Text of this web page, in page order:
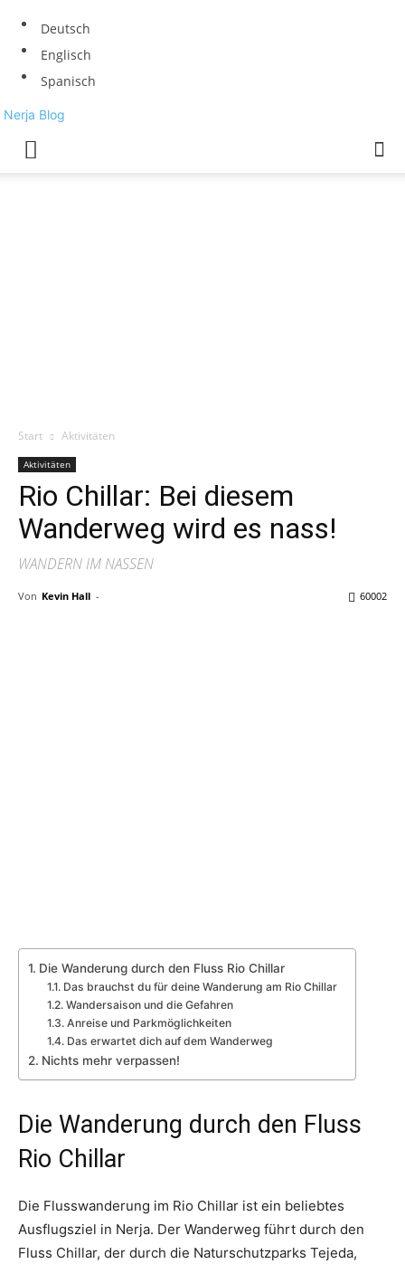
Deutsch
Englisch
Spanisch
Nerja Blog
Start Aktivitäten
Aktivitäten
Rio Chillar: Bei diesem
Wanderweg wird es nass!
WANDERN IM NASSEN
Von Kevin Hall - 60002
Die Wanderung durch den Fluss Rio Chillar
Das brauchst du für deine Wanderung am Rio Chillar
Wandersaison und die Gefahren
Anreise und Parkmöglichkeiten
Das erwartet dich auf dem Wanderweg
Nichts mehr verpassen!
Die Wanderung durch den Fluss
Rio Chillar
Die Flusswanderung im Rio Chillar ist ein beliebtes
Ausflugsziel in Nerja. Der Wanderweg führt durch den
Fluss Chillar, der durch die Naturschutzparks Tejeda,